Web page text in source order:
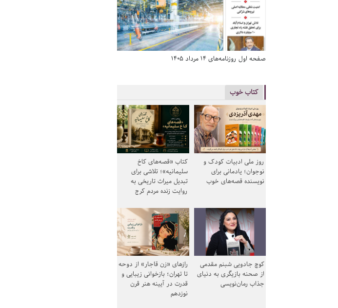
صفحه اول روزنامه‌های 14 مرداد 1405
کتاب خوب
روز ملی ادبیات کودک و
نوجوان؛ یادمانی برای
نویسنده قصه‌های خوب
کتاب «قصه‌های کاخ
سلیمانیه»؛ تلاشی برای
تبدیل میراث تاریخی به
روایت زنده مردم کرج
کوچ جادویی شبنم مقدمی
از صحنه بازیگری به دنیای
جذاب رمان‌نویسی
رازهای «زن قاجار» از دوحه
تا تهران؛ بازخوانی زیبایی و
قدرت در آیینه هنر قرن
نوزدهم